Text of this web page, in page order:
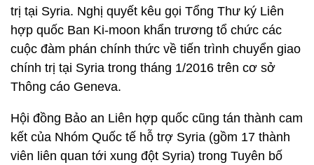
trị tại Syria. Nghị quyết kêu gọi Tổng Thư ký Liên
hợp quốc Ban Ki-moon khẩn trương tổ chức các
cuộc đàm phán chính thức về tiến trình chuyển giao
chính trị tại Syria trong tháng 1/2016 trên cơ sở
Thông cáo Geneva.
Hội đồng Bảo an Liên hợp quốc cũng tán thành cam
kết của Nhóm Quốc tế hỗ trợ Syria (gồm 17 thành
viên liên quan tới xung đột Syria) trong Tuyên bố